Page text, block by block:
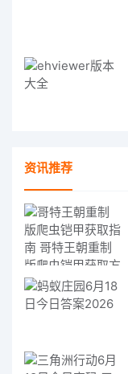
资讯推荐